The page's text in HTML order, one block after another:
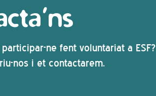
ne fent voluntariat a ESF?
nos i et contactarem.